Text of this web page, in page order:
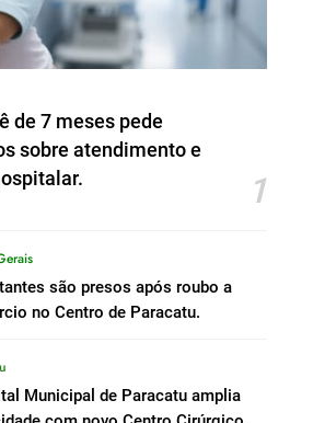
de 7 meses pede
sobre atendimento e
1
são presos após roubo a
no Centro de Paracatu.
Municipal de Paracatu amplia